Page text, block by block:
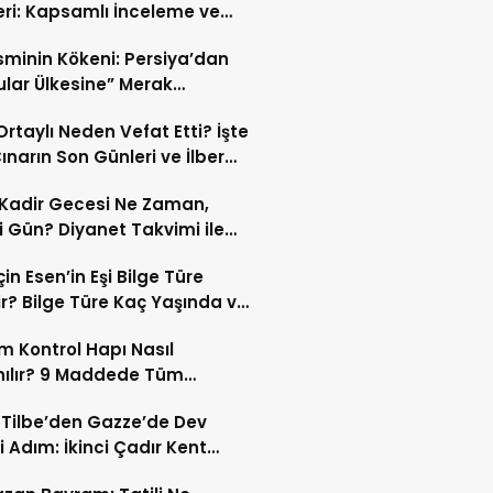
Kapsamlı İnceleme ve
Kökeni: Persiya’dan
Ülkesine” Merak
Neden Vefat Etti? İşte
Son Günleri ve İlber
Gecesi Ne Zaman,
Gün? Diyanet Takvimi ile
Esen’in Eşi Bilge Türe
Bilge Türe Kaç Yaşında ve
Kontrol Hapı Nasıl
9 Maddede Tüm
Tilbe’den Gazze’de Dev
Adım: İkinci Çadır Kent